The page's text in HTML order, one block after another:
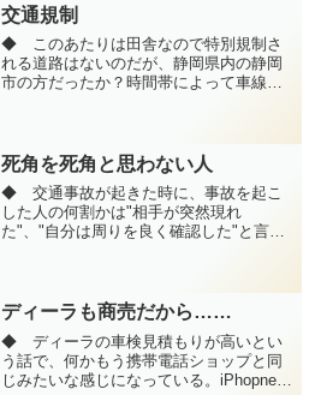
なので、未だ無事な芽を摘...
交通規制
◆ このあたりは田舎なので特別規制さ
れる道路はないのだが、静岡県内の静岡
市の方だったか？時間帯によって車線数
は混雑の原因になるので中央線を時間帯
によって変更する場所があ...
死角を死角と思わない人
◆ 交通事故が起きた時に、事故を起こ
した人の何割かは"相手が突然現れ
た"、"自分は周りを良く確認した"と言う
まう。見えていないところ...
ディーラも商売だから……
◆ ディーラの車検見積もりが高いとい
う話で、何かもう携帯電話ショップと同
じみたいな感じになっている。iPhopne利